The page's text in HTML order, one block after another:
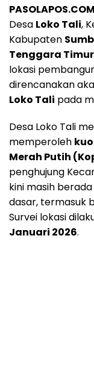
Desa Loko Tali,
Kabupaten
Tenggara
lokasi
direncanakan
Loko Tali pada
Desa Loko Tali
memperoleh
Merah Putih
penghujung
kini masih
dasar, termasuk
Survei lokasi
Januari 2026.